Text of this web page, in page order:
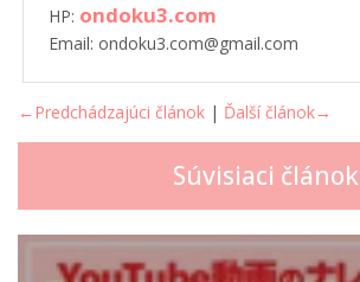
HP: ondoku3.com
Email: ondoku3.com@gmail.com
←Predchádzajúci článok | Ďalší článok→
Súvisiaci článok